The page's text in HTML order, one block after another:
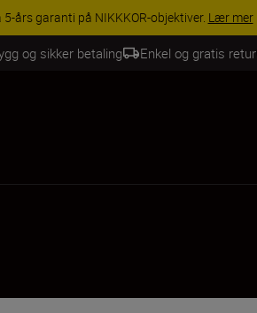
års garanti på NIKKKOR-objektiver. Lær mer
og sikker betaling Enkel og gratis retur